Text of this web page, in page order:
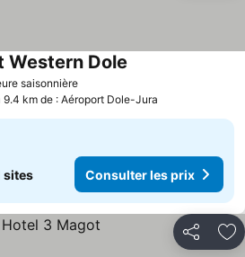
saisonnière
Western Dole
9.4 km de : Aéroport Dole-Jura
sites Consulter les prix
Partager